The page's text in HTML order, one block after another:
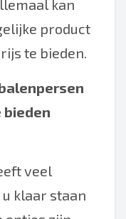
kan
product
te bieden.
bieden
veel
klaar staan